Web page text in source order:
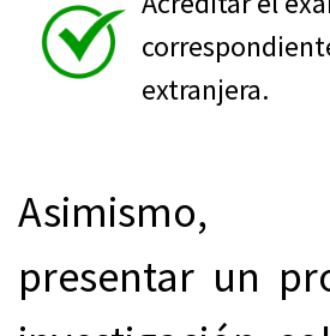
extranjera.
Asimismo,
presentar un